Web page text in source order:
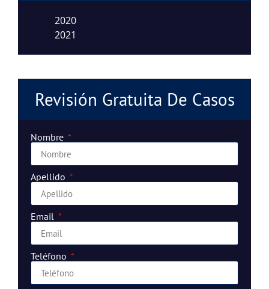
2020
2021
Revisión Gratuita De Casos
Nombre
Apellido
Email
Teléfono